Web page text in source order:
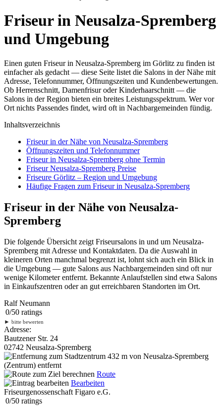
Friseur in Neusalza-Spremberg
und Umgebung
Einen guten Friseur in Neusalza-Spremberg im Görlitz zu finden ist
einfacher als gedacht — diese Seite listet die Salons in der Nähe mit
Adresse, Telefonnummer, Öffnungszeiten und Kundenbewertungen.
Ob Herrenschnitt, Damenfrisur oder Kinderhaarschnitt — die
Salons in der Region bieten ein breites Leistungsspektrum. Wer vor
Ort nichts Passendes findet, wird oft in Nachbargemeinden fündig.
Inhaltsverzeichnis
Friseur in der Nähe von Neusalza-Spremberg
Öffnungszeiten und Telefonnummer
Friseur in Neusalza-Spremberg ohne Termin
Friseur Neusalza-Spremberg Preise
Friseure Görlitz – Region und Umgebung
Häufige Fragen zum Friseur in Neusalza-Spremberg
Friseur in der Nähe von Neusalza-
Spremberg
Die folgende Übersicht zeigt Friseursalons in und um Neusalza-
Spremberg mit Adresse und Kontaktdaten. Da die Auswahl in
kleineren Orten manchmal begrenzt ist, lohnt sich auch ein Blick in
die Umgebung — gute Salons aus Nachbargemeinden sind oft nur
wenige Kilometer entfernt. Bekannte Anlaufstellen sind etwa Salons
in Einkaufszentren oder an gut erreichbaren Standorten im Ort.
Ralf Neumann
0/50 ratings
► bitte bewerten
Adresse:
Bautzener Str. 24
02742 Neusalza-Spremberg
432 m von Neusalza-Spremberg
(Zentrum) entfernt
Route
Bearbeiten
Friseurgenossenschaft Figaro e.G.
0/50 ratings